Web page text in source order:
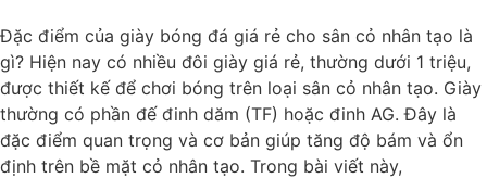
Đặc điểm của giày bóng đá giá rẻ cho sân cỏ nhân tạo là
gì? Hiện nay có nhiều đôi giày giá rẻ, thường dưới 1 triệu,
được thiết kế để chơi bóng trên loại sân cỏ nhân tạo. Giày
thường có phần đế đinh dăm (TF) hoặc đinh AG. Đây là
đặc điểm quan trọng và cơ bản giúp tăng độ bám và ổn
định trên bề mặt cỏ nhân tạo. Trong bài viết này,